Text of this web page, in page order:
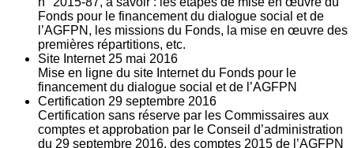
Fonds pour le financement du dialogue social et de
l’AGFPN, les missions du Fonds, la mise en œuvre des
premières répartitions, etc.
Site Internet 25 mai 2016
Mise en ligne du site Internet du Fonds pour le
financement du dialogue social et de l’AGFPN
Certification 29 septembre 2016
Certification sans réserve par les Commissaires aux
comptes et approbation par le Conseil d’administration
du 29 septembre 2016, des comptes 2015 de l’AGFPN